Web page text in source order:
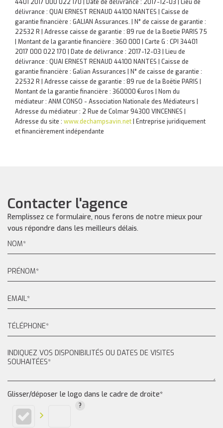
4401 2017 000 022 170 | Date de délivrance : 2017-12-03 | Lieu de
délivrance : QUAI ERNEST RENAUD 44100 NANTES | Caisse de
garantie financière : GALIAN Assurances. | N° de caisse de garantie :
22532 R | Adresse caisse de garantie : 89 rue de la Boetie PARIS 75
| Montant de la garantie financière : 360 000 | Carte G : CPI 34401
2017 000 022 170 | Date de délivrance : 2017-12-03 | Lieu de
délivrance : QUAI ERNEST RENAUD 44100 NANTES | Caisse de
garantie financière : Galian Assurances | N° de caisse de garantie :
22532 R | Adresse caisse de garantie : 89 rue de la Boëtie PARIS |
Montant de la garantie financière : 360000 €uros | Nom du
médiateur : ANM CONSO - Association Nationale des Médiateurs |
Adresse du médiateur : 2 Rue de Colmar 94300 VINCENNES |
Adresse du site : www.dechampsavin.net Entreprise juridiquement
et financièrement indépendante
Contacter l'agence
Remplissez ce formulaire, nous ferons de notre mieux pour
vous répondre dans les meilleurs délais.
Glisser/déposer le logo dans le cadre de droite*